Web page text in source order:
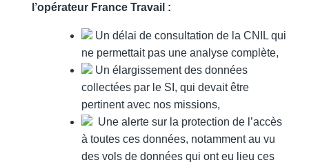
l’opérateur France Travail :
Un délai de consultation de la CNIL qui
ne permettait pas une analyse complète,
Un élargissement des données
collectées par le SI, qui devait être
pertinent avec nos missions,
Une alerte sur la protection de l’accès
à toutes ces données, notamment au vu
des vols de données qui ont eu lieu ces